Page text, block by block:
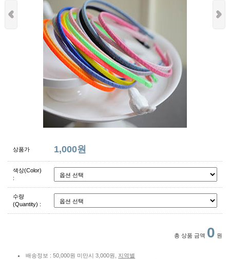
상품가 1,000원
색상(Color)
:
수량
(Quantity) :
총 상품 금액 0 원
배송정보 : 50,000원 미만시 3,000원, 지역별